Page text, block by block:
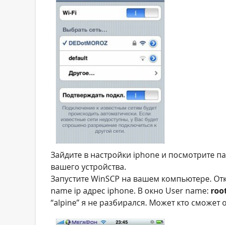
Зайдите в настройки iphone и посмотрите
вашего устройства.
Запустите WinSCP на вашем компьютере.
name ip адрес iphone. В окно User name:
“alpine” я не разбирался. Может кто